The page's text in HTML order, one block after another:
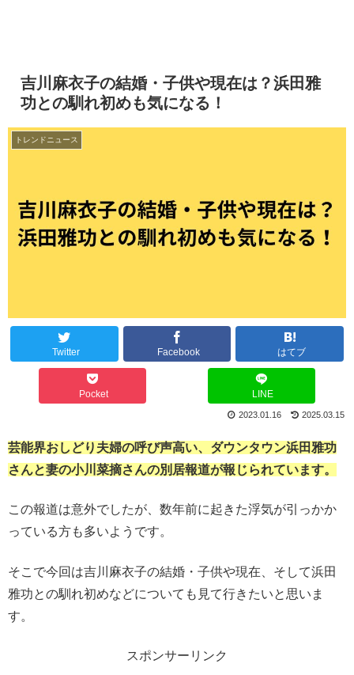
吉川麻衣子の結婚・子供や現在は？浜田雅
功との馴れ初めも気になる！
トレンドニュース
Twitter Facebook はてブ
Pocket LINE
2025.03.15
2023.01.16
芸能界おしどり夫婦の呼び声高い、ダウンタウン浜田雅功
さんと妻の小川菜摘さんの別居報道が報じられています。
この報道は意外でしたが、数年前に起きた浮気が引っかか
っている方も多いようです。
そこで今回は吉川麻衣子の結婚・子供や現在、そして浜田
雅功との馴れ初めなどについても見て行きたいと思いま
す。
スポンサーリンク